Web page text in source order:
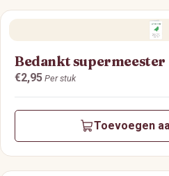
Bedankt supermeester
Prijs:
€2,95 Per stuk
Toevoegen